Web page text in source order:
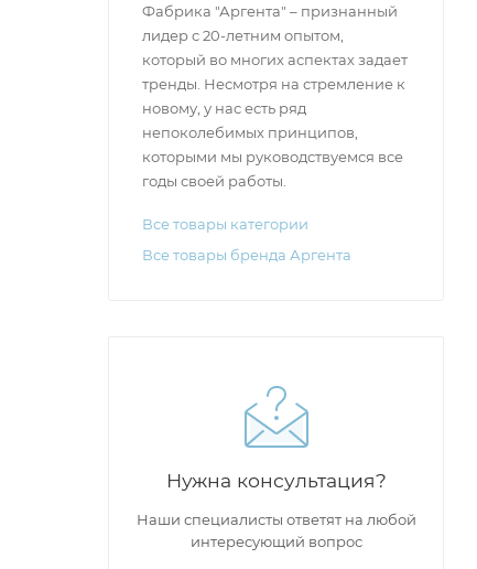
Фабрика "Аргента" – признанный
лидер с 20-летним опытом,
который во многих аспектах задает
тренды. Несмотря на стремление к
новому, у нас есть ряд
непоколебимых принципов,
которыми мы руководствуемся все
годы своей работы.
Все товары категории
Все товары бренда Аргента
Нужна консультация?
Наши специалисты ответят на любой
интересующий вопрос